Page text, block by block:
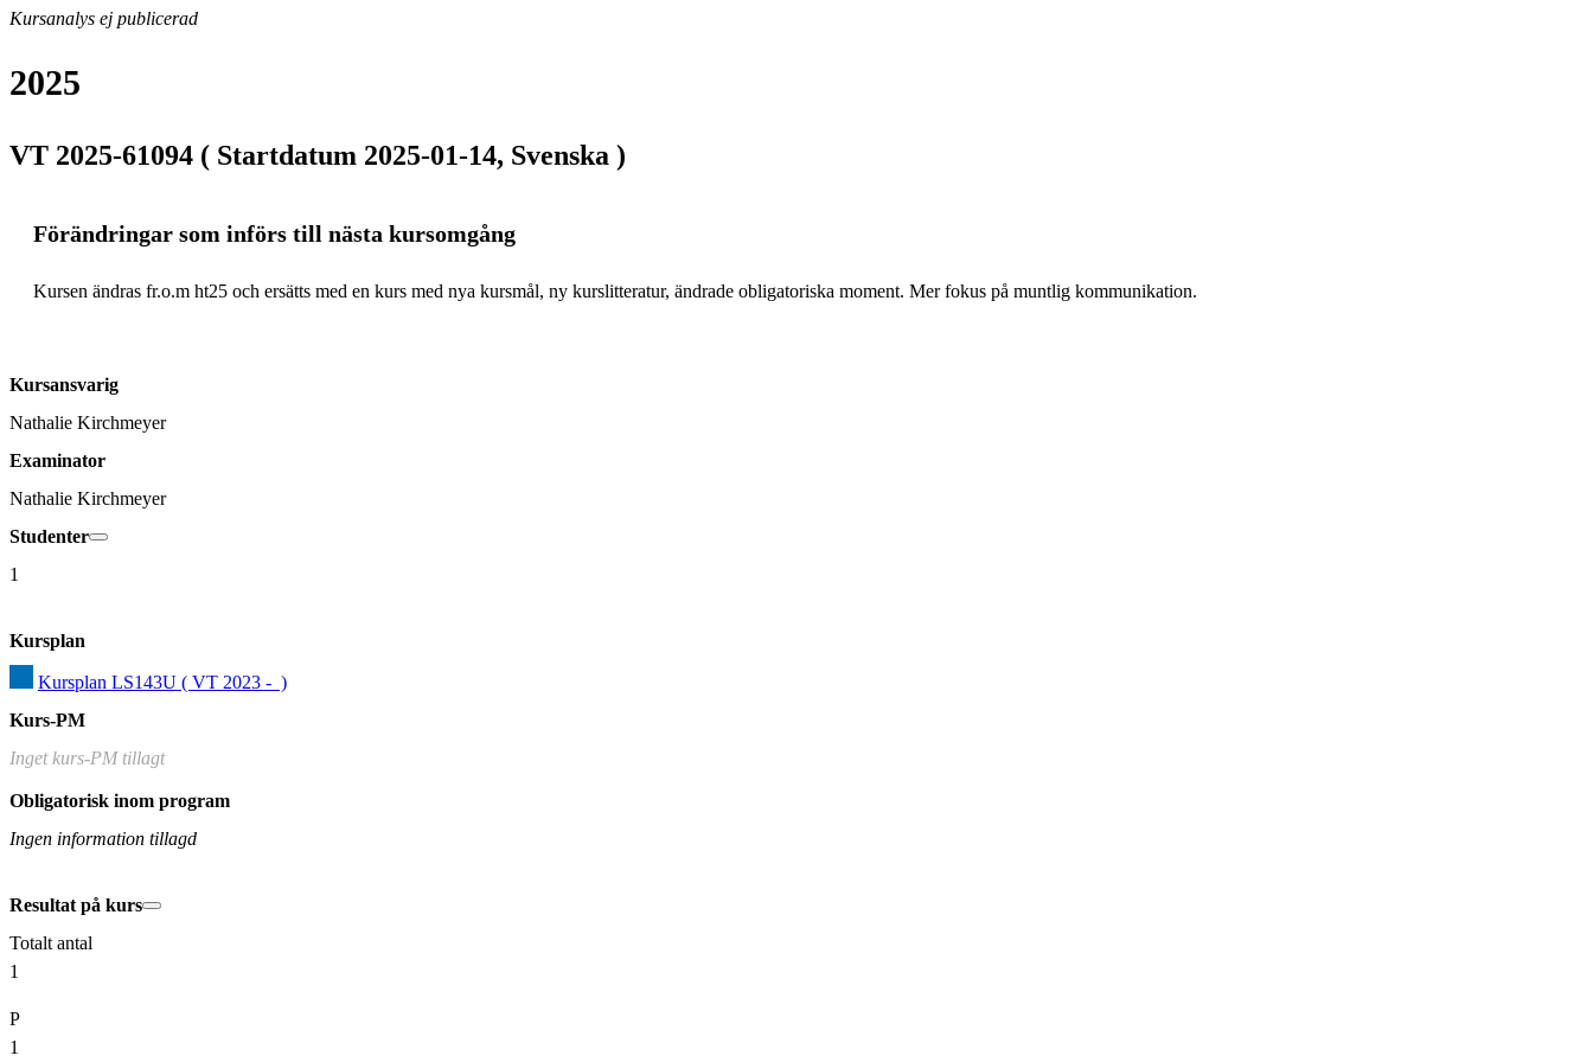
Kursanalys ej publicerad
2025
VT 2025-61094 ( Startdatum 2025-01-14, Svenska )
Förändringar som införs till nästa kursomgång
Kursen ändras fr.o.m ht25 och ersätts med en kurs med nya kursmål, ny kurslitteratur, ändrade obligatoriska moment. Mer fokus på muntlig kommunikation.
Kursansvarig
Nathalie Kirchmeyer
Examinator
Nathalie Kirchmeyer
Studenter
1
Kursplan
Kursplan LS143U ( VT 2023 -  )
Kurs-PM
Inget kurs-PM tillagt
Obligatorisk inom program
Ingen information tillagd
Resultat på kurs
Totalt antal
1
P
1